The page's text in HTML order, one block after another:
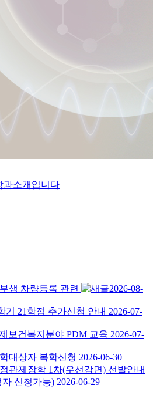
과소개입니다
생 차량등록 관련
2026-08-
기 21학점 추가신청 안내 2026-07-
보건복지분야 PDM 교육 2026-07-
대상자 복학신청 2026-06-30
관제장학 1차(우선감면) 선발안내
자 신청가능) 2026-06-29